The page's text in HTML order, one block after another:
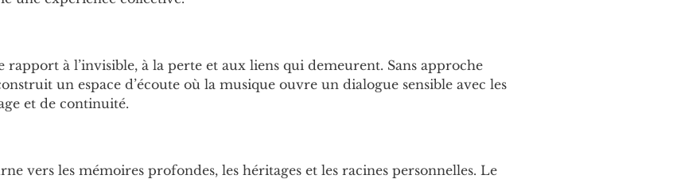
à l’invisible, à la perte et aux liens qui demeurent. Sans approche
un espace d’écoute où la musique ouvre un dialogue sensible avec les
et de continuité.
vers les mémoires profondes, les héritages et les racines personnelles. Le